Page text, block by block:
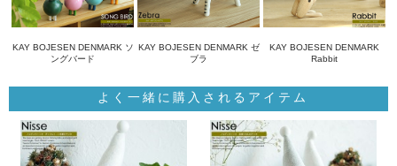
KAY BOJESEN DENMARK ソ
ングバード
KAY BOJESEN DENMARK ゼ
ブラ
KAY BOJESEN DENMARK
Rabbit
よく一緒に購入されるアイテム